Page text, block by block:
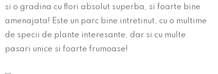
si o gradina cu flori absolut superba, si foarte bine
amenajata! Este un parc bine intretinut, cu o multime
de specii de plante interesante, dar si cu multe
pasari unice si foarte frumoase!